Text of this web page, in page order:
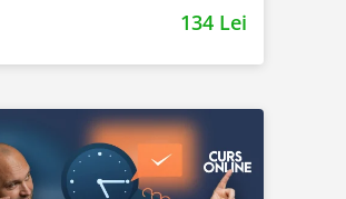
134 Lei